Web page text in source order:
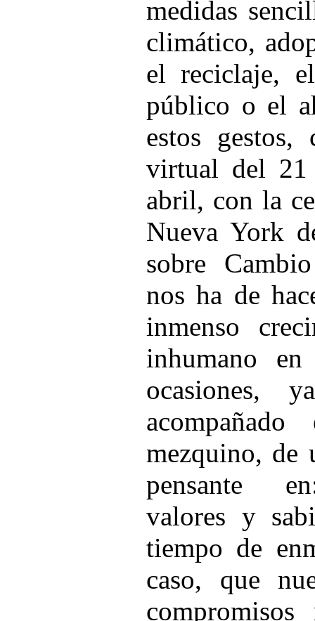
medidas
climático,
el reciclaje,
público o el
estos
virtual del
abril, con la
Nueva York
sobre
nos ha de
inmenso
inhumano
ocasiones,
acompañado
mezquino, de
pensante
valores y
tiempo de
caso, que